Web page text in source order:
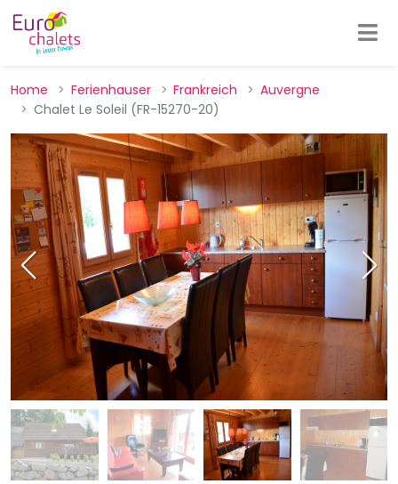
Home Ferienhauser Frankreich
Auvergne
Chalet Le Soleil (FR-15270-20)